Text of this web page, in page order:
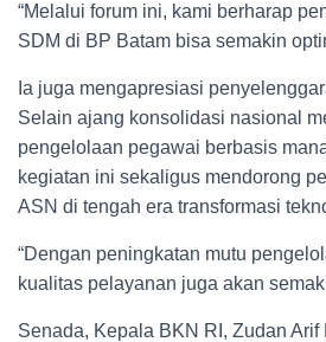
“Melalui forum ini, kami berharap
SDM di BP Batam bisa semakin
Ia juga mengapresiasi
Selain ajang konsolidasi nasional
pengelolaan pegawai berbasis
kegiatan ini sekaligus mendorong
ASN di tengah era transformasi
“Dengan peningkatan mutu
kualitas pelayanan juga akan
Senada, Kepala BKN RI, Zudan Arif